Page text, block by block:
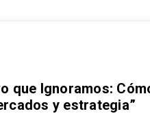
que Ignoramos:
y estrategia”